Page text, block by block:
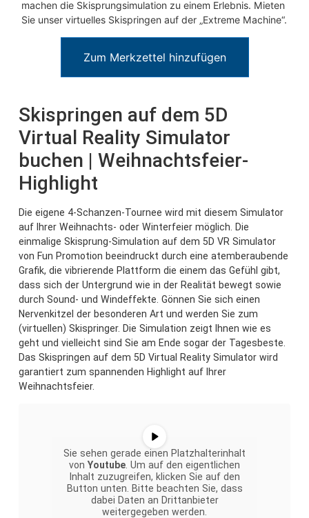
machen die Skisprungsimulation zu einem Erlebnis. Mieten
Sie unser virtuelles Skispringen auf der „Extreme Machine“.
Zum Merkzettel hinzufügen
Skispringen auf dem 5D
Virtual Reality Simulator
buchen | Weihnachtsfeier-
Highlight
Die eigene 4-Schanzen-Tournee wird mit diesem Simulator
auf Ihrer Weihnachts- oder Winterfeier möglich. Die
einmalige Skisprung-Simulation auf dem 5D VR Simulator
von Fun Promotion beeindruckt durch eine atemberaubende
Grafik, die vibrierende Plattform die einem das Gefühl gibt,
dass sich der Untergrund wie in der Realität bewegt sowie
durch Sound- und Windeffekte. Gönnen Sie sich einen
Nervenkitzel der besonderen Art und werden Sie zum
(virtuellen) Skispringer. Die Simulation zeigt Ihnen wie es
geht und vielleicht sind Sie am Ende sogar der Tagesbeste.
Das Skispringen auf dem 5D Virtual Reality Simulator wird
garantiert zum spannenden Highlight auf Ihrer
Weihnachtsfeier.
Sie sehen gerade einen Platzhalterinhalt
von Youtube . Um auf den eigentlichen
Inhalt zuzugreifen, klicken Sie auf den
Button unten. Bitte beachten Sie, dass
dabei Daten an Drittanbieter
weitergegeben werden.